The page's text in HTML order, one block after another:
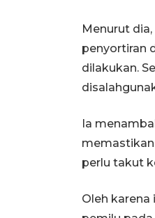
Menurut
penyortiran
dilakukan.
Ia
perlu takut
Oleh